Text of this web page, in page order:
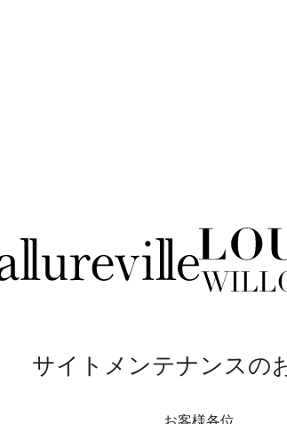
サイトメンテナンスの